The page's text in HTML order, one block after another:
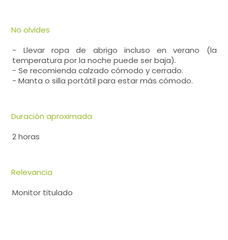
No olvides
- Llevar ropa de abrigo incluso en verano (la
temperatura por la noche puede ser baja).
- Se recomienda calzado cómodo y cerrado.
- Manta o silla portátil para estar más cómodo.
Duración aproximada
2 horas
Relevancia
Monitor titulado